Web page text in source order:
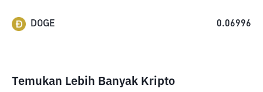
DOGE 0.06996
Temukan Lebih Banyak Kripto